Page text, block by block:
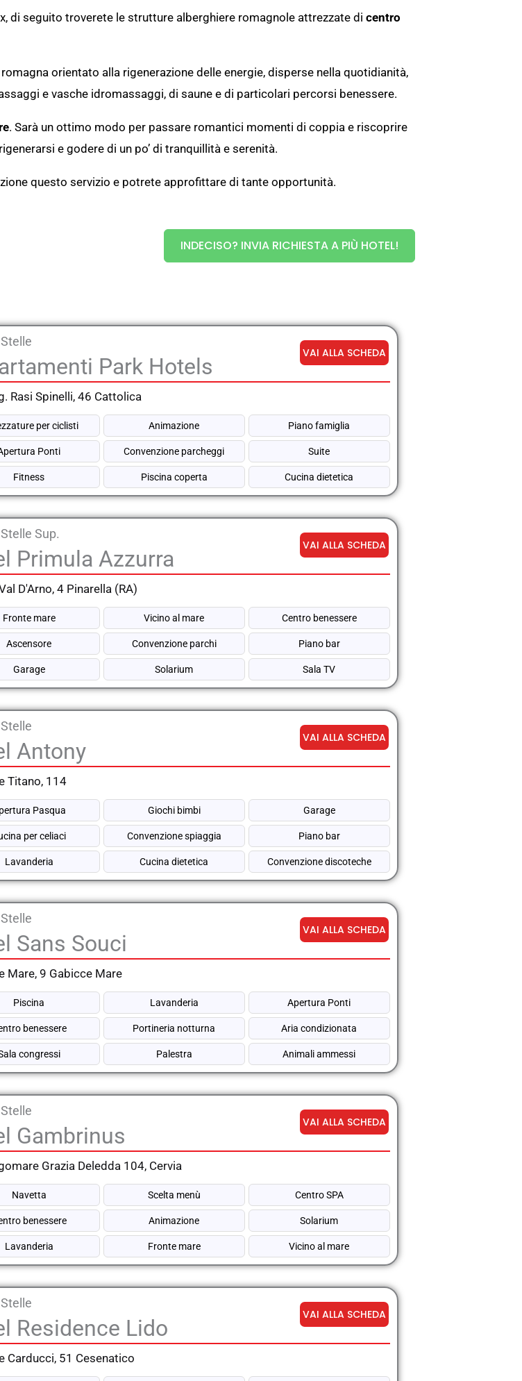
di seguito troverete le strutture alberghiere romagnole attrezzate di centro
orientato alla rigenerazione delle energie, disperse nella quotidianità,
e vasche idromassaggi, di saune e di particolari percorsi benessere.
. Sarà un ottimo modo per passare romantici momenti di coppia e riscoprire
e godere di un po’ di tranquillità e serenità.
questo servizio e potrete approfittare di tante opportunità.
INDECISO? INVIA RICHIESTA A PIÙ HOTEL!
VAI ALLA SCHEDA
Park Hotels
Rasi Spinelli, 46 Cattolica
per ciclisti Animazione Piano famiglia
Ponti Convenzione parcheggi Suite
Fitness Piscina coperta Cucina dietetica
Sup.
VAI ALLA SCHEDA
Primula Azzurra
D'Arno, 4 Pinarella (RA)
Fronte mare Vicino al mare Centro benessere
Ascensore Convenzione parchi Piano bar
Garage Solarium Sala TV
VAI ALLA SCHEDA
Antony
Titano, 114
Pasqua Giochi bimbi Garage
per celiaci Convenzione spiaggia Piano bar
Lavanderia Cucina dietetica Convenzione discoteche
VAI ALLA SCHEDA
Sans Souci
Mare, 9 Gabicce Mare
Piscina Lavanderia Apertura Ponti
benessere Portineria notturna Aria condizionata
congressi Palestra Animali ammessi
VAI ALLA SCHEDA
Gambrinus
Grazia Deledda 104, Cervia
Navetta Scelta menù Centro SPA
benessere Animazione Solarium
Lavanderia Fronte mare Vicino al mare
VAI ALLA SCHEDA
Residence Lido
Carducci, 51 Cesenatico